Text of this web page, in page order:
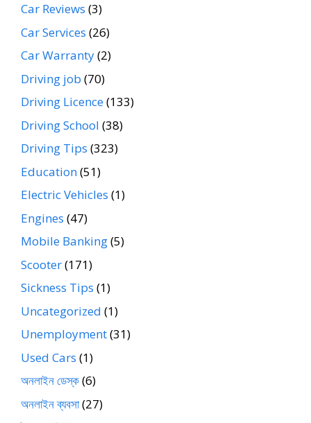
Car Reviews (3)
Car Services (26)
Car Warranty(2)
Driving job (70)
Driving Licence(133)
Driving School (38)
Driving Tips (323)
Education(51)
Electric Vehicles (1)
Engines (47)
Mobile Banking(5)
Scooter(171)
Sickness Tips (1)
Uncategorized (1)
Unemployment(31)
Used Cars (1)
অনলাইন ডেস্ক(6)
অনলাইন ব্যবসা(27)